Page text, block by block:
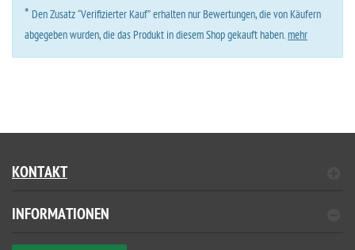
* Den Zusatz “Verifizierter Kauf” erhalten nur Bewertungen, die von Käufern
abgegeben wurden, die das Produkt in diesem Shop gekauft haben.mehr
KONTAKT
INFORMATIONEN